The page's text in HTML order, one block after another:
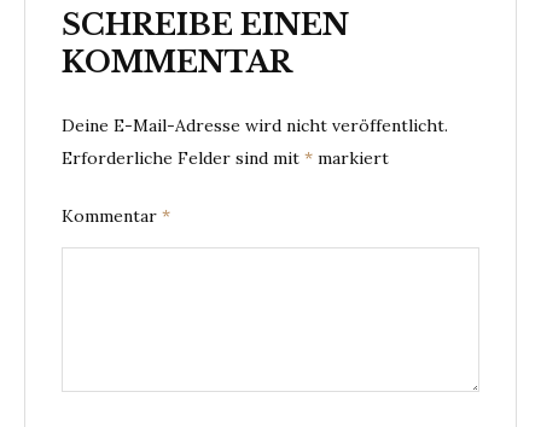
SCHREIBE EINEN
KOMMENTAR
Deine E-Mail-Adresse wird nicht veröffentlicht.
Erforderliche Felder sind mit * markiert
Kommentar *